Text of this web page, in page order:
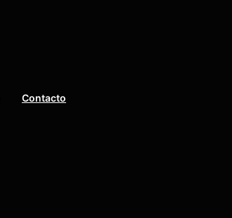
Contacto